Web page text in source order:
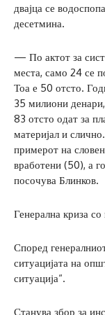
двајца се
десетмина.
— По актот за
места, само 24 се
Тоа е 50 отсто.
35 милиони
83 отсто одат за
материјал и
примерот на
вработени (50), а
посочува Блинков.
Генерална криза
Според
ситуацијата на
ситуација“.
Станува збор за